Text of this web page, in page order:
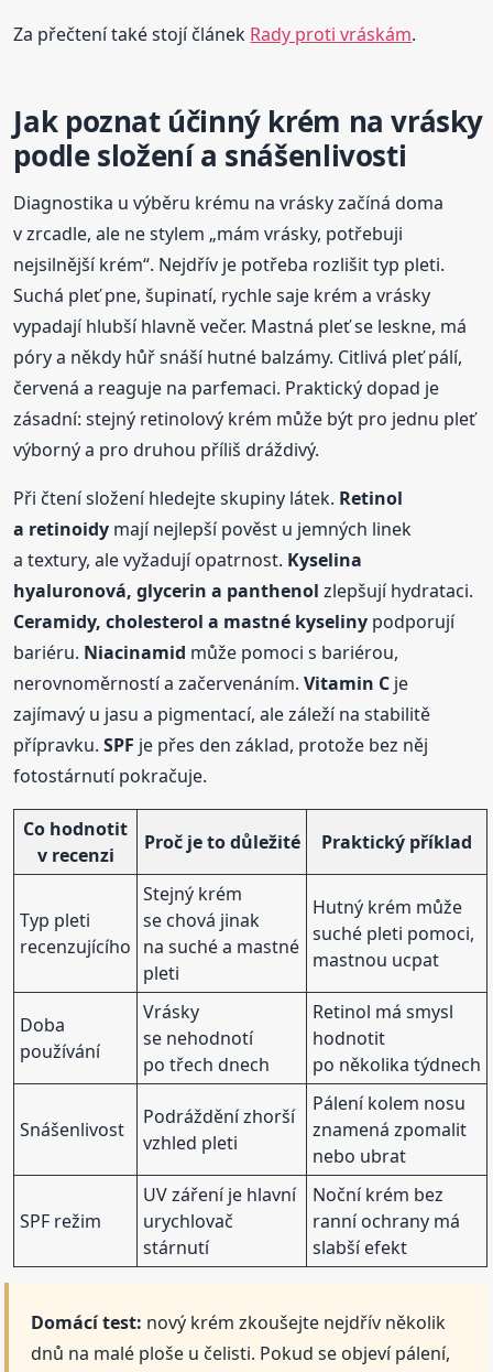
Za přečtení také stojí článek Rady proti vráskám.
Jak poznat účinný krém na vrásky
podle složení a snášenlivosti
Diagnostika u výběru krému na vrásky začíná doma
v zrcadle, ale ne stylem „mám vrásky, potřebuji
nejsilnější krém“. Nejdřív je potřeba rozlišit typ pleti.
Suchá pleť pne, šupinatí, rychle saje krém a vrásky
vypadají hlubší hlavně večer. Mastná pleť se leskne, má
póry a někdy hůř snáší hutné balzámy. Citlivá pleť pálí,
červená a reaguje na parfemaci. Praktický dopad je
zásadní: stejný retinolový krém může být pro jednu pleť
výborný a pro druhou příliš dráždivý.
Při čtení složení hledejte skupiny látek. Retinol
a retinoidy mají nejlepší pověst u jemných linek
a textury, ale vyžadují opatrnost. Kyselina
hyaluronová, glycerin a panthenol zlepšují hydrataci.
Ceramidy, cholesterol a mastné kyseliny podporují
bariéru. Niacinamid může pomoci s bariérou,
nerovnoměrností a začervenáním.Vitamin C je
zajímavý u jasu a pigmentací, ale záleží na stabilitě
přípravku.SPF je přes den základ, protože bez něj
fotostárnutí pokračuje.
Co hodnotit
v recenzi
Proč je to důležité Praktický příklad
Typ pleti
recenzujícího
Stejný krém
se chová jinak
na suché a mastné
pleti
Hutný krém může
suché pleti pomoci,
mastnou ucpat
Doba
používání
Vrásky
se nehodnotí
po třech dnech
Retinol má smysl
hodnotit
po několika týdnech
Snášenlivost
Podráždění zhorší
vzhled pleti
Pálení kolem nosu
znamená zpomalit
nebo ubrat
SPF režim
UV záření je hlavní
urychlovač
stárnutí
Noční krém bez
ranní ochrany má
slabší efekt
Domácí test: nový krém zkoušejte nejdřív několik
dnů na malé ploše u čelisti. Pokud se objeví pálení,